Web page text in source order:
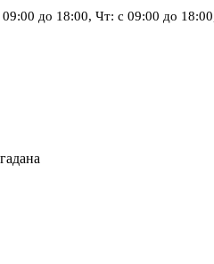
до 18:00, Чт: с 09:00 до